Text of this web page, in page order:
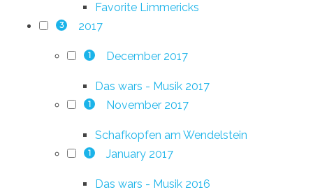
Favorite Limmericks
3 2017
1 December 2017
Das wars - Musik 2017
1 November 2017
Schafkopfen am Wendelstein
1 January 2017
Das wars - Musik 2016